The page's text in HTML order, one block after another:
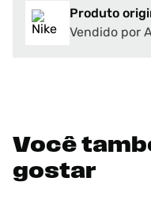
Produto
Vendido por
Você
gostar